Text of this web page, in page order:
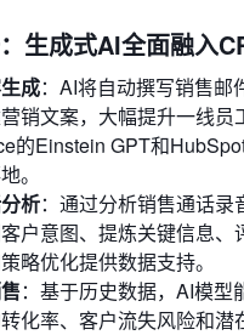
生成式AI全面融入
成：AI将自动撰写销售邮
销文案，大幅提升一线员
的Einstein GPT和
。
析：通过分析销售通话
户意图、提炼关键信息、
略优化提供数据支持。
：基于历史数据，AI模型
化率、客户流失风险和潜